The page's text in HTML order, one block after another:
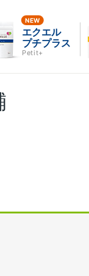
エクエル
プチプラス
Petit+